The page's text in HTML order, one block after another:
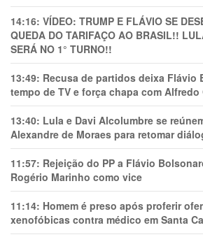
14:16: VÍDEO: TRUMP E FLÁVIO SE
QUEDA DO TARIFAÇO AO BRASIL!!
SERÁ NO 1° TURNO!!
13:49: Recusa de partidos deixa Flávio
tempo de TV e força chapa com Alfredo
13:40: Lula e Davi Alcolumbre se
Alexandre de Moraes para retomar
11:57: Rejeição do PP a Flávio
Rogério Marinho como vice
11:14: Homem é preso após proferir
xenofóbicas contra médico em Santa